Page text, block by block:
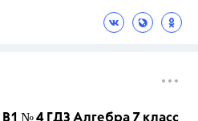
№ 4 ГДЗ Алгебра 7 класс